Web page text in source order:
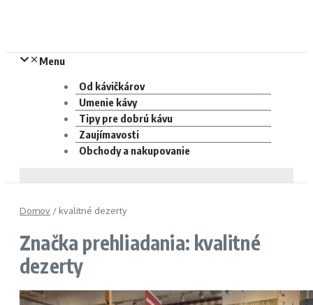
Menu
Od kávičkárov
Umenie kávy
Tipy pre dobrú kávu
Zaujímavosti
Obchody a nakupovanie
Domov / kvalitné dezerty
Značka prehliadania: kvalitné
dezerty